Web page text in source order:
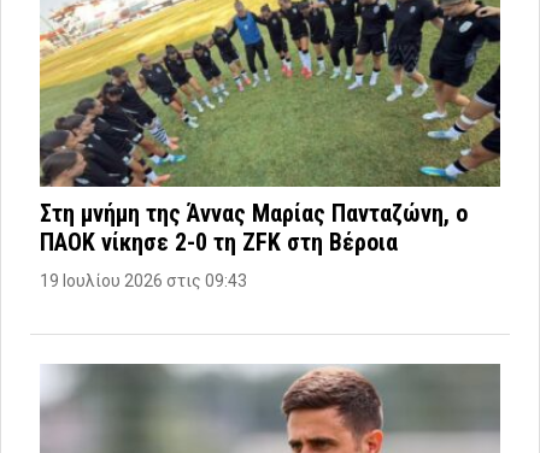
Στη μνήμη της Άννας Μαρίας Πανταζώνη, ο
ΠΑΟΚ νίκησε 2-0 τη ZFK στη Βέροια
19 Ιουλίου 2026 στις 09:43